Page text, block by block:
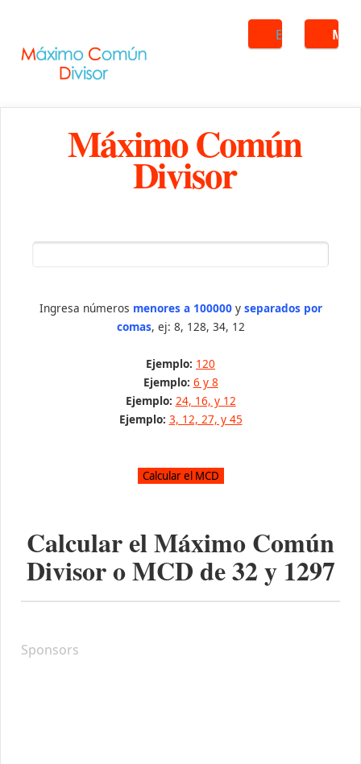
Buscar
Máximo Común
Divisor
Ingresa números menores a 100000y separados por
comas, ej: 8, 128, 34, 12
Ejemplo: 120
Ejemplo: 6 y 8
Ejemplo: 24, 16, y 12
Ejemplo: 3, 12, 27, y 45
Calcular el Máximo Común
Divisor o MCD de32y 1297
Sponsors